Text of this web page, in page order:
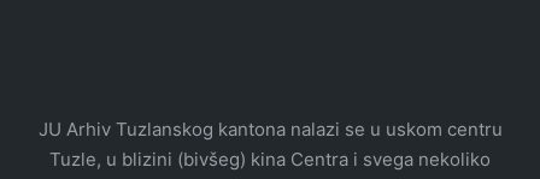
JU Arhiv Tuzlanskog kantona nalazi se u uskom centru
Tuzle, u blizini (bivšeg) kina Centra i svega nekoliko